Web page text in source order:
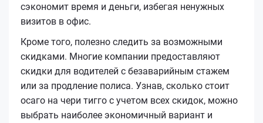
сэкономит время и деньги, избегая ненужных
визитов в офис.
Кроме того, полезно следить за возможными
скидками. Многие компании предоставляют
скидки для водителей с безаварийным стажем
или за продление полиса. Узнав, сколько стоит
осаго на чери тигго с учетом всех скидок, можно
выбрать наиболее экономичный вариант и